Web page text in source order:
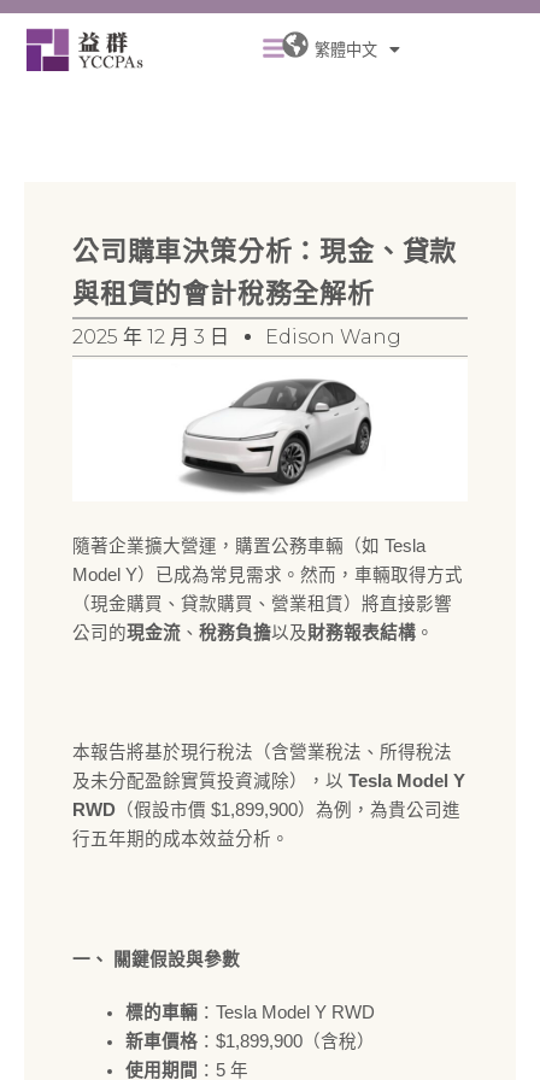
跳
Menu繁體中文
公司購車決策分析：現金、貸款
與租賃的會計稅務全解析
2025 年 12 月 3 日 Edison Wang
隨著企業擴大營運，購置公務車輛（如 Tesla
Model Y）已成為常見需求。然而，車輛取得方式
（現金購買、貸款購買、營業租賃）將直接影響
公司的現金流 、 稅務負擔以及財務報表結構 。
本報告將基於現行稅法（含營業稅法、所得稅法
及未分配盈餘實質投資減除），以 Tesla Model Y
RWD （假設市價 $1,899,900）為例，為貴公司進
行五年期的成本效益分析。
一、 關鍵假設與參數
標的車輛：Tesla Model Y RWD
新車價格：$1,899,900（含稅）
使用期間 ：5 年